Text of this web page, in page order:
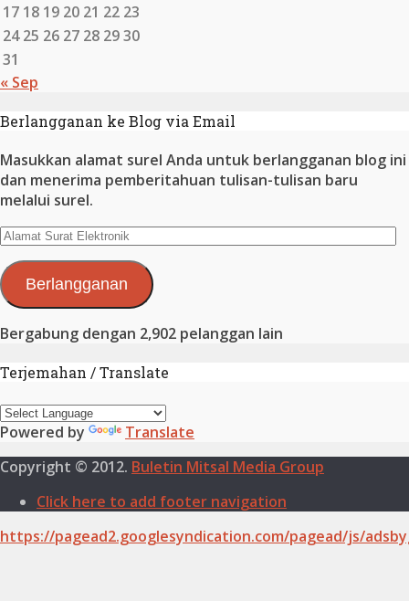
17 18 19 20 21 22 23
24 25 26 27 28 2930
31
« Sep
Berlangganan ke Blog via Email
Masukkan alamat surel Anda untuk berlangganan blog ini
dan menerima pemberitahuan tulisan-tulisan baru
melalui surel.
Alamat
Elektronik
Berlangganan
Bergabung dengan 2,902 pelanggan lain
Terjemahan / Translate
Powered by
Translate
Copyright © 2012. Buletin Mitsal Media Group
Click here to add footer navigation
https://pagead2.googlesyndication.com/pagead/js/